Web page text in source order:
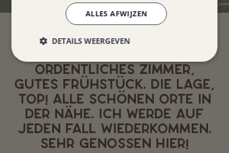
SUPER HOTEL! SAUBERES UND
ORDENTLICHES ZIMMER,
GUTES FRÜHSTÜCK. DIE LAGE,
TOP! ALLE SCHÖNEN ORTE IN
DER NÄHE. ICH WERDE AUF
JEDEN FALL WIEDERKOMMEN.
SEHR GENOSSEN HIER!
ALLES AFWIJZEN
DETAILS WEERGEVEN